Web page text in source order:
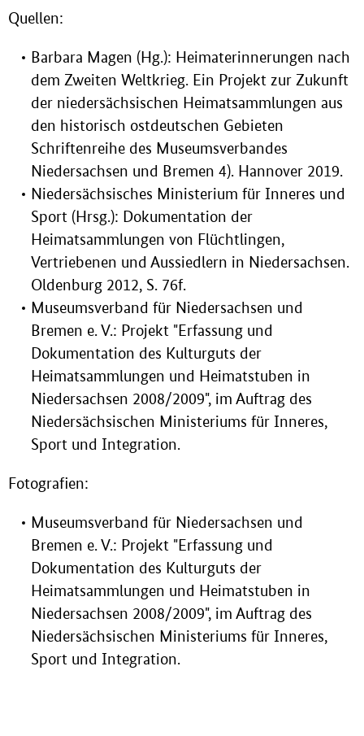
Quellen:
Barbara Magen (Hg.): Heimaterinnerungen nach
dem Zweiten Weltkrieg. Ein Projekt zur Zukunft
der niedersächsischen Heimatsammlungen aus
den historisch ostdeutschen Gebieten
Schriftenreihe des Museumsverbandes
Niedersachsen und Bremen 4). Hannover 2019.
Niedersächsisches Ministerium für Inneres und
Sport (Hrsg.): Dokumentation der
Heimatsammlungen von Flüchtlingen,
Vertriebenen und Aussiedlern in Niedersachsen.
Oldenburg 2012, S. 76f.
Museumsverband für Niedersachsen und
Bremen e. V.: Projekt "Erfassung und
Dokumentation des Kulturguts der
Heimatsammlungen und Heimatstuben in
Niedersachsen 2008/2009", im Auftrag des
Niedersächsischen Ministeriums für Inneres,
Sport und Integration.
Fotografien:
Museumsverband für Niedersachsen und
Bremen e. V.: Projekt "Erfassung und
Dokumentation des Kulturguts der
Heimatsammlungen und Heimatstuben in
Niedersachsen 2008/2009", im Auftrag des
Niedersächsischen Ministeriums für Inneres,
Sport und Integration.